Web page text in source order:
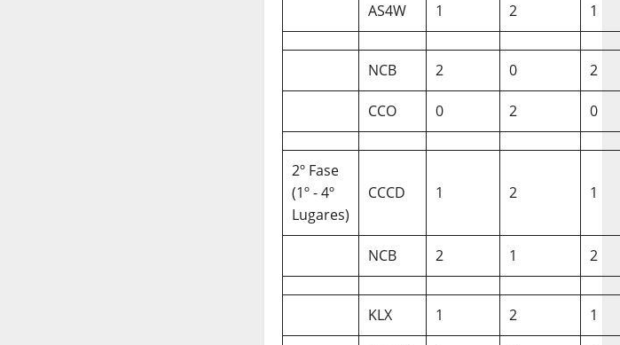
AS4W 1 2 1
NCB 2 0 2
CCO 0 2 0
2º Fase
(1º - 4º
Lugares)
CCCD 1 2 1
NCB 2 1 2
KLX 1 2 1